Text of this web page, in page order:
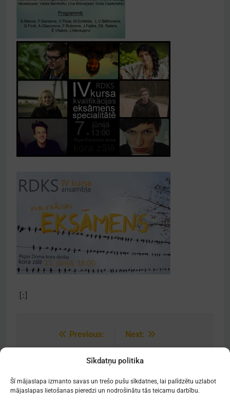
Sīkdatņu politika
Šī mājaslapa izmanto savas un trešo pušu sīkdatnes, lai palīdzētu uzlabot
mājaslapas lietošanas pieredzi un nodrošinātu tās teicamu darbību.
[:]
Previous:
kameroperas
pirmatskaņojums[:]
Next: